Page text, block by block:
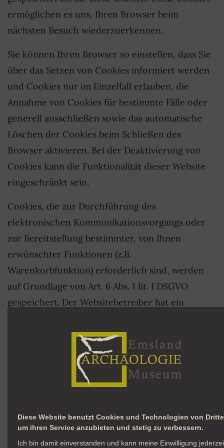
ermöglichen es uns, Ihren Browser beim
nächsten Besuch wiederzuerkennen.
Sie können Ihren Browser so einstellen, dass Sie
über das Setzen von Cookies informiert werden
und Cookies nur im Einzelfall erlauben, die
Annahme von Cookies für bestimmte Fälle oder
generell ausschließen sowie das automatische
Löschen der Cookies beim Schließen des
Browser aktivieren. Bei der Deaktivierung von
Cookies kann die Funktionalität dieser Website
eingeschränkt sein.
Cookies, die zur Durchführung des
elektronischen Kommunikationsvorgangs oder
zur Bereitstellung bestimmter, von Ihnen
erwünschter Funktionen (z.B.
Warenkorbfunktion) erforderlich sind, werden
auf Grundlage von Art. 6 Abs. 1 lit. f DSGVO
gespeichert. Der Websitebetreiber hat ein
Cookies zur technisch fehlerfreien und
optimierten Bereitstellung seiner Dienste. Soweit
andere Cookies (z.B. Cookies zur Analyse Ihres
Surfverhaltens) gespeichert werden, werden
behandelt.
Diese Website benutzt Cookies und Technologien von
um ihren Service anzubieten und stetig zu verbessern.
Ich bin damit einverstanden und kann meine Einwilligung